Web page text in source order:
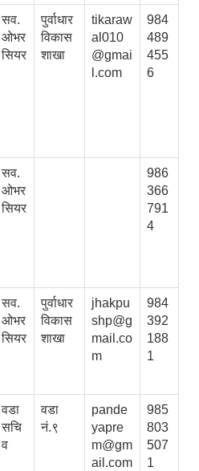
सव.
ओभर
सियर
पुर्वाधार
विकास
शाखा
tikaraw
al010
@gmai
l.com
984
489
455
6
सव.
ओभर
सियर
986
366
791
4
सव.
ओभर
सियर
पुर्वाधार
विकास
शाखा
jhakpu
shp@g
mail.co
m
984
392
188
1
वडा
सचि
व
वडा
नं.९
pande
yapre
m@gm
ail.com
985
803
507
1